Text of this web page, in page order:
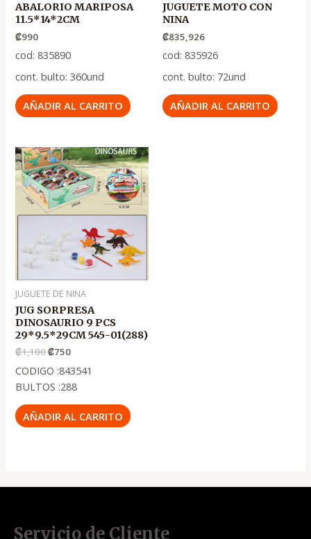
ABALORIO MARIPOSA
11.5*14*2CM
₡990
cod: 835890
cont. bulto: 360und
AÑADIR AL CARRITO
JUGUETE MOTO CON
NINA
₡835,926
cod: 835926
cont. bulto: 72und
AÑADIR AL CARRITO
JUGUETE DE NINA
JUG SORPRESA
DINOSAURIO 9 PCS
29*9.5*29CM 545-01(288)
₡1,100
El
precio
original
era:
₡1,100
₡750
El
precio
actual
es:
.
CODIGO :843541
BULTOS :288
AÑADIR AL CARRITO
Servicio de Cliente